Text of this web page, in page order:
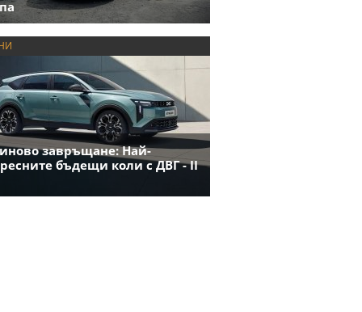
завръщане: Най-
бъдещи коли с ДВГ - II